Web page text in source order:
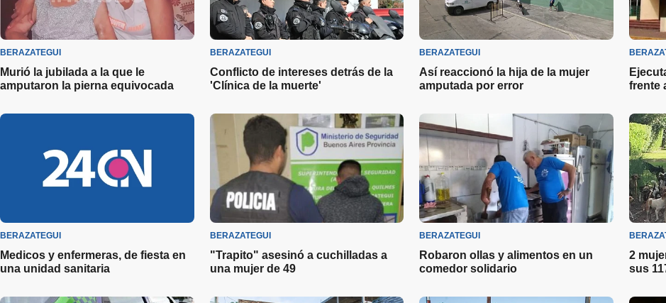
BERAZATEGUI
Murió la jubilada a la que le
amputaron la pierna equivocada
BERAZATEGUI
Conflicto de intereses detrás de la
'Clínica de la muerte'
BERAZATEGUI
Así reaccionó la hija de la mujer
amputada por error
frente
BERAZATEGUI
Medicos y enfermeras, de fiesta en
una unidad sanitaria
BERAZATEGUI
"Trapito" asesinó a cuchilladas a
una mujer de 49
BERAZATEGUI
Robaron ollas y alimentos en un
comedor solidario
2
sus